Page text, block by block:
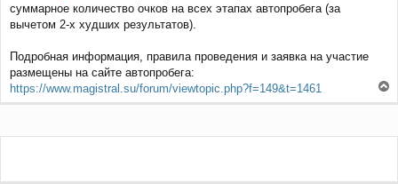
суммарное количество очков на всех этапах автопробега (за
вычетом 2-х худших результатов).
Подробная информация, правила проведения и заявка на участие
размещены на сайте автопробега:
https://www.magistral.su/forum/viewtopic.php?f=149&t=1461
е